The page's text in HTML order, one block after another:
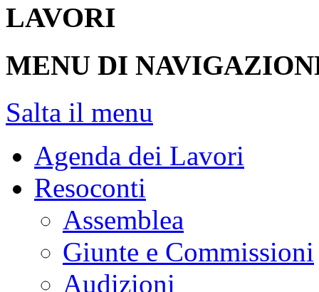
LAVORI
MENU DI
Salta il menu
Agenda dei Lavori
Resoconti
Assemblea
Giunte e Commissioni
Audizioni